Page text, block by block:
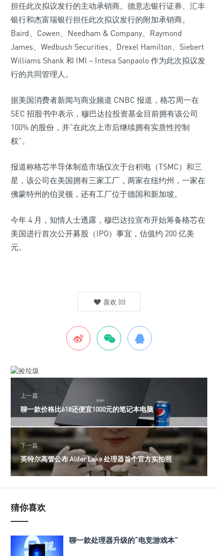
担任此次拟议发行的主动承销商。德意志银行证券、汇丰
银行和杰富瑞银行担任此次拟议发行的附加承销商。
Baird、Cowen、Needham & Company、Raymond
James、Wedbush Securities、Drexel Hamilton、Siebert
Williams Shank 和 IMI – Intesa Sanpaolo 作为此次拟议发
行的共同管理人。
据美国消费者新闻与商业频道 CNBC 报道，格芯周一在
SEC 招股书中表示，穆巴达拉投资基金目前拥有该公司
100% 的股份，并“在此次上市后继续拥有实质性控制
权”。
报道称格芯半导体制造市场仅次于台积电（TSMC）和三
星，该公司在美国拥有三家工厂，两家在纽约州，一家在
佛蒙特州的伯灵顿，还有工厂位于德国和新加坡。
今年 4 月，知情人士透露，穆巴达拉宣布开始筹备格芯在
美国进行首次公开募股（IPO）事宜，估值约 200 亿美
元。
喜欢 (0)
上一篇
聊一款价格比618还便宜1000元的笔记本电脑
下一篇
英特尔高管公布 Alder Lake 处理器首个官方实拍照
猜你喜欢
聊一款处理器升级的“电竞游戏本”